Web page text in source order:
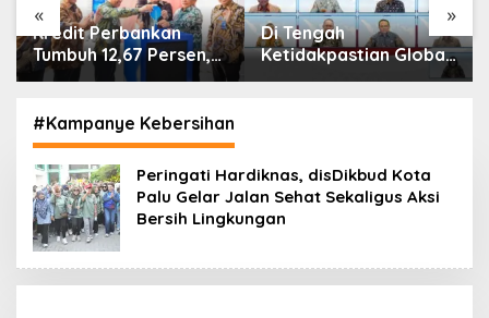
« »
Di Tengah
Ketidakpastian Global,
OJK Pastikan
Keuangan Tetap
Terjaga
IHSG Menguat, Jumlah
Investor Pasar Modal
Tembus 30 Juta per
#Kampanye Kebersihan
Peringati Hardiknas, disDikbud Kota
Palu Gelar Jalan Sehat Sekaligus Aksi
Bersih Lingkungan